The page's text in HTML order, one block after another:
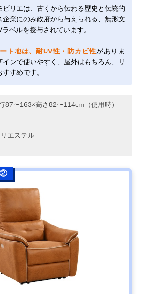
ビリエは、古くから伝わる歴史と伝統的
企業にのみ政府から与えられる、無形文
ベルを授与されています。
ト地は、耐UV性・防カビ性がありま
ンで使いやすく、屋外はもちろん、リ
すめです。
87〜163×高さ82〜114cm（使用時）
エステル
②